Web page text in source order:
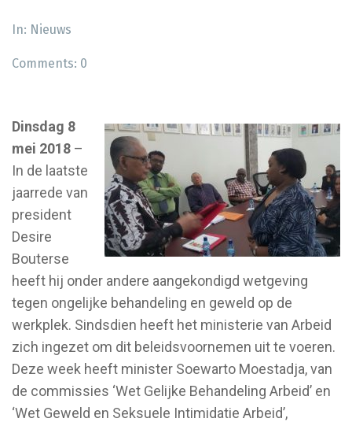
In: Nieuws
Comments: 0
Dinsdag 8
mei 2018 –
In de laatste
jaarrede van
president
Desire
Bouterse
heeft hij onder andere aangekondigd wetgeving
tegen ongelijke behandeling en geweld op de
werkplek. Sindsdien heeft het ministerie van Arbeid
zich ingezet om dit beleidsvoornemen uit te voeren.
Deze week heeft minister Soewarto Moestadja, van
de commissies ‘Wet Gelijke Behandeling Arbeid’ en
‘Wet Geweld en Seksuele Intimidatie Arbeid’,